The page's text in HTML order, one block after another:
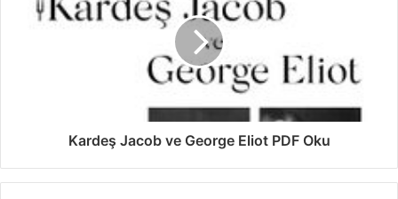
Kardeş Jacob ve George Eliot PDF Oku